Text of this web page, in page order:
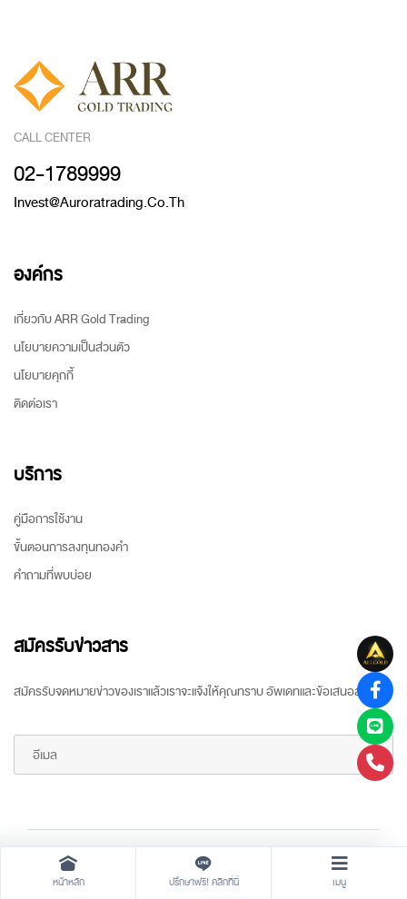
CALL CENTER
02-1789999
Invest@auroratrading.co.th
องค์กร
เกี่ยวกับ ARR Gold Trading
นโยบายความเป็นส่วนตัว
นโยบายคุกกี้
ติดต่อเรา
บริการ
คู่มือการใช้งาน
ขั้นตอนการลงทุนทองคำ
คำถามที่พบบ่อย
สมัครรับข่าวสาร
สมัครรับจดหมายข่าวของเราแล้วเราจะแจ้งให้คุณทราบ อัพเดทและข้อเสนอล่าสุด
Copyright © 2026 All rights reserved ARR Gold Trading
หน้าหลัก ปรึกษาฟรี! คลิกที่นี่ เมนู